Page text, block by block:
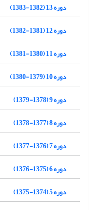
دوره 13 (1382-1383)
دوره 12 (1381-1382)
دوره 11 (1380-1381)
دوره 10 (1379-1380)
دوره 9 (1378-1379)
دوره 8 (1377-1378)
دوره 7 (1376-1377)
دوره 6 (1375-1376)
دوره 5 (1374-1375)